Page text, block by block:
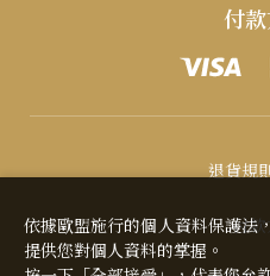
付
退貨規
付
依據歐盟施行的個人資料保護法
提供您對個人資料的掌握。